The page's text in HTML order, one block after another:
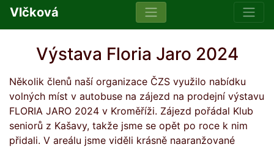
Vlčková
Výstava Floria Jaro 2024
Několik členů naší organizace ČZS využilo nabídku
volných míst v autobuse na zájezd na prodejní výstavu
FLORIA JARO 2024 v Kroměříži. Zájezd pořádal Klub
seniorů z Kašavy, takže jsme se opět po roce k nim
přidali. V areálu jsme viděli krásně naaranžované